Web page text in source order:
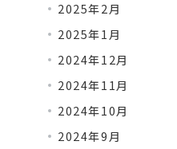
2025年2月
2025年1月
2024年12月
2024年11月
2024年10月
2024年9月